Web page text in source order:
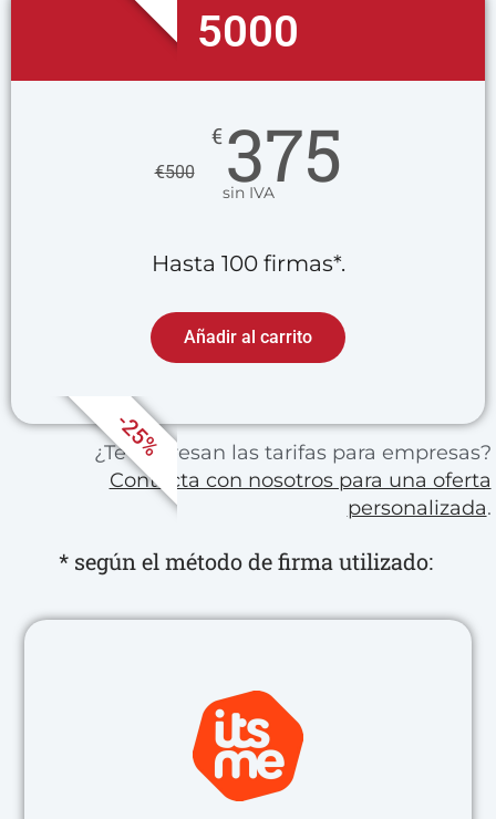
5000
€500
€ 375
sin IVA
Hasta 100 firmas*.
Añadir al carrito
-25%
¿Te interesan las tarifas para empresas?
Contacta con nosotros para una oferta
personalizada.
* según el método de firma utilizado: